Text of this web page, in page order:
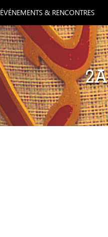
ÉVÉNEMENTS & RENCONTRES
2A